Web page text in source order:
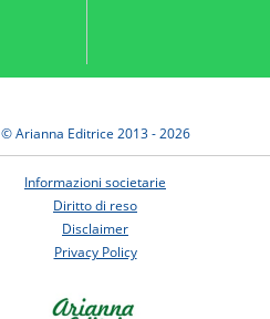
© Arianna Editrice 2013 - 2026
Informazioni societarie
Diritto di reso
Disclaimer
Privacy Policy